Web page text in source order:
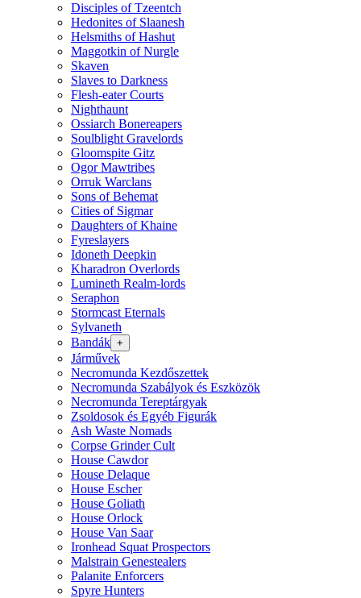
Disciples of Tzeentch
Hedonites of Slaanesh
Helsmiths of Hashut
Maggotkin of Nurgle
Skaven
Slaves to Darkness
Flesh-eater Courts
Nighthaunt
Ossiarch Bonereapers
Soulblight Gravelords
Gloomspite Gitz
Ogor Mawtribes
Orruk Warclans
Sons of Behemat
Cities of Sigmar
Daughters of Khaine
Fyreslayers
Idoneth Deepkin
Kharadron Overlords
Lumineth Realm-lords
Seraphon
Stormcast Eternals
Sylvaneth
Bandák +
Járművek
Necromunda Kezdőszettek
Necromunda Szabályok és Eszközök
Necromunda Tereptárgyak
Zsoldosok és Egyéb Figurák
Ash Waste Nomads
Corpse Grinder Cult
House Cawdor
House Delaque
House Escher
House Goliath
House Orlock
House Van Saar
Ironhead Squat Prospectors
Malstrain Genestealers
Palanite Enforcers
Spyre Hunters